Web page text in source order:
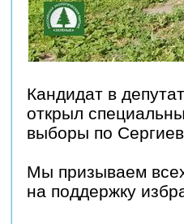
Кандидат в
открыл
выборы по
Мы призываем
на поддержку